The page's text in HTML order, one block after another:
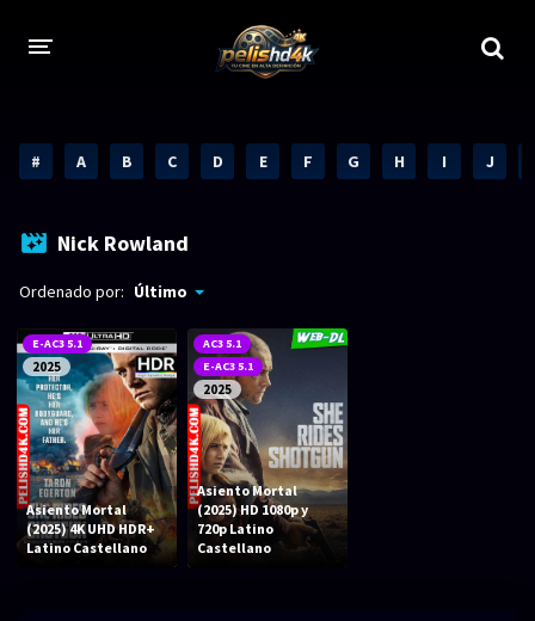
1080p 1080p Full HD
2160p REMUX 4K
60 FPS
h265 HEVC
Bluray Completos
GÉNEROS
Acción Animación
# A B C D E F G H I J
Nick Rowland
Ordenado por: Último
E-AC3 5.1
2025
Asiento Mortal
(2025) 4K UHD HDR+
Latino Castellano
AC3 5.1
E-AC3 5.1
2025
Asiento Mortal
(2025) HD 1080p y
720p Latino
Castellano